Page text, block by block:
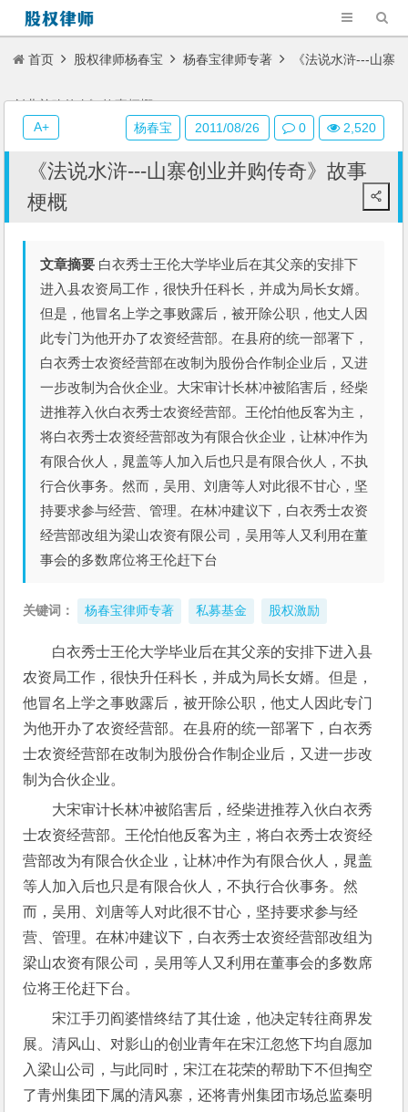
首页 股权律师杨春宝 杨春宝律师专著 《法说水浒---山寨
创业并购传奇》故事梗概
《法说水浒---山寨创业并购传奇》故事
梗概
文章摘要 白衣秀士王伦大学毕业后在其父亲的安排下
进入县农资局工作，很快升任科长，并成为局长女婿。
但是，他冒名上学之事败露后，被开除公职，他丈人因
此专门为他开办了农资经营部。在县府的统一部署下，
白衣秀士农资经营部在改制为股份合作制企业后，又进
一步改制为合伙企业。大宋审计长林冲被陷害后，经柴
进推荐入伙白衣秀士农资经营部。王伦怕他反客为主，
将白衣秀士农资经营部改为有限合伙企业，让林冲作为
有限合伙人，晁盖等人加入后也只是有限合伙人，不执
行合伙事务。然而，吴用、刘唐等人对此很不甘心，坚
持要求参与经营、管理。在林冲建议下，白衣秀士农资
经营部改组为梁山农资有限公司，吴用等人又利用在董
事会的多数席位将王伦赶下台
关键词： 杨春宝律师专著 私募基金 股权激励
白衣秀士王伦大学毕业后在其父亲的安排下进入县
农资局工作，很快升任科长，并成为局长女婿。但是，
他冒名上学之事败露后，被开除公职，他丈人因此专门
为他开办了农资经营部。在县府的统一部署下，白衣秀
士农资经营部在改制为股份合作制企业后，又进一步改
制为合伙企业。
大宋审计长林冲被陷害后，经柴进推荐入伙白衣秀
士农资经营部。王伦怕他反客为主，将白衣秀士农资经
营部改为有限合伙企业，让林冲作为有限合伙人，晁盖
等人加入后也只是有限合伙人，不执行合伙事务。然
而，吴用、刘唐等人对此很不甘心，坚持要求参与经
营、管理。在林冲建议下，白衣秀士农资经营部改组为
梁山农资有限公司，吴用等人又利用在董事会的多数席
位将王伦赶下台。
宋江手刃阎婆惜终结了其仕途，他决定转往商界发
展。清风山、对影山的创业青年在宋江忽悠下均自愿加
入梁山公司，与此同时，宋江在花荣的帮助下不但掏空
了青州集团下属的清风寨，还将青州集团市场总监秦明
杨春宝 2011/08/26 0 2,520
A+